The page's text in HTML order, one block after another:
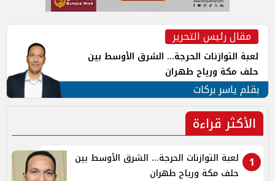
مقال رئيس التحرير
لعبة التوازنات الحرجة... الشرق الأوسط بين
حلف مكة ورياح طهران
بقلم ياسر بركات
الأكثر قراءة
1
لعبة التوازنات الحرجة... الشرق الأوسط بين
حلف مكة ورياح طهران